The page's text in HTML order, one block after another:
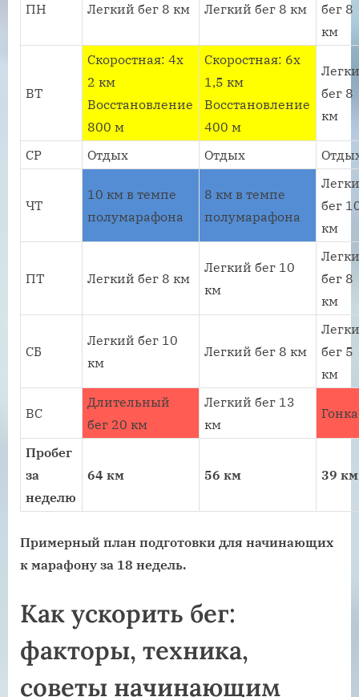
ПН Легкий бег 8 км Легкий бег 8 км
бег 8
км
ВТ
Скоростная: 4х
2 км
Восстановление
800 м
Скоростная: 6х
1,5 км
Восстановление
400 м
бег 8
км
СР Отдых Отдых
ЧТ
10 км в темпе
полумарафона
8 км в темпе
полумарафона
бег
км
ПТ Легкий бег 8 км
Легкий бег 10
км
бег 8
км
СБ
Легкий бег 10
км
Легкий бег 8 км
бег 5
км
ВС
Длительный
бег 20 км
Легкий бег 13
км
Пробег
за
неделю
64 км 56 км 39 км
Примерный план подготовки для начинающих
к марафону за 18 недель.
Как ускорить бег:
факторы, техника,
советы начинающим